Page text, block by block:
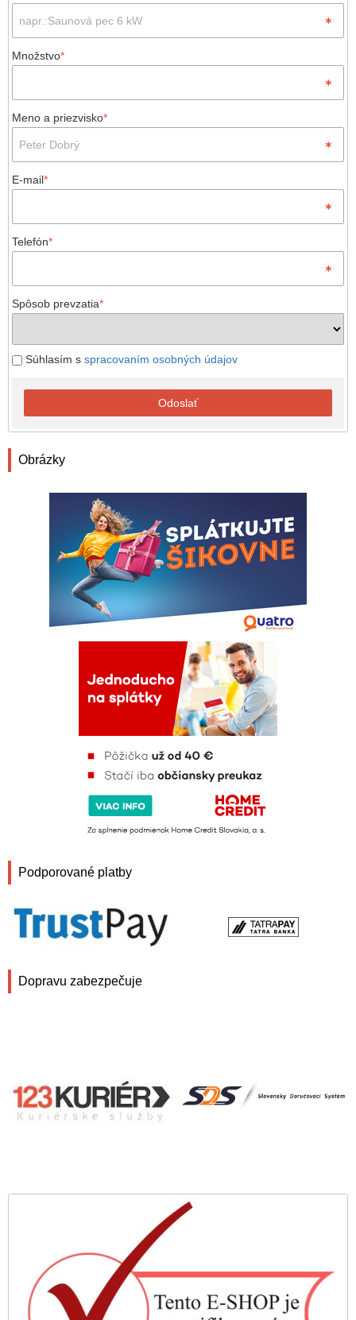
Množstvo*
Meno a priezvisko*
E-mail*
Telefón*
Spôsob prevzatia*
Súhlasím s spracovaním osobných údajov
Odoslať
Obrázky
Podporované platby
Dopravu zabezpečuje